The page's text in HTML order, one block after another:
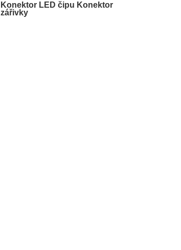
Konektor LED čipu Konektor
zářivky